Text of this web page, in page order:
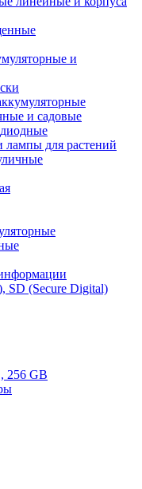
и
и садовые
лампы для растений
SD (Secure Digital)
256 GB